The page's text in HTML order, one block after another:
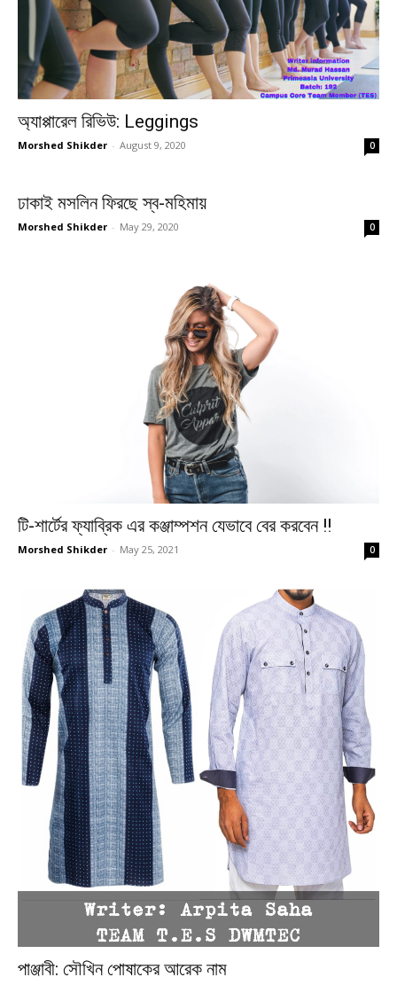
অ্যাপ্পারেল রিভিউ: Leggings
Morshed Shikder - August 9, 2020 0
ঢাকাই মসলিন ফিরছে স্ব-মহিমায়
Morshed Shikder - May 29, 2020 0
টি-শার্টের ফ্যাব্রিক এর কঞ্জাম্পশন যেভাবে বের করবেন !!
Morshed Shikder - May 25, 2021 0
পাঞ্জাবী: সৌখিন পোষাকের আরেক নাম